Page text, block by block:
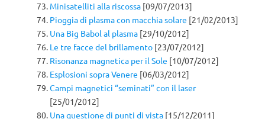
Minisatelliti alla riscossa [09/07/2013]
Pioggia di plasma con macchia solare [21/02/2013]
Una Big Babol al plasma [29/10/2012]
Le tre facce del brillamento [23/07/2012]
Risonanza magnetica per il Sole [10/07/2012]
Esplosioni sopra Venere [06/03/2012]
Campi magnetici “seminati” con il laser
[25/01/2012]
Una questione di punti di vista [15/12/2011]